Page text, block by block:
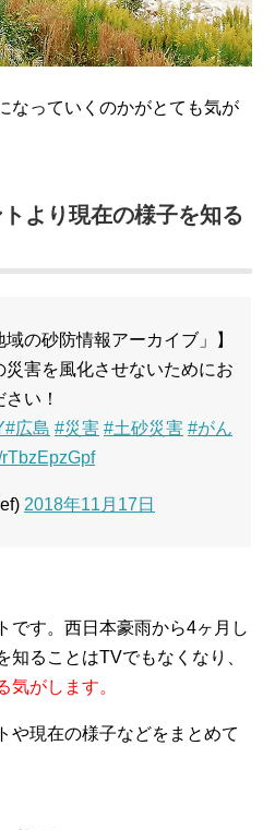
なっていくのかがとても気が
より現在の様子を知る
の砂防情報アーカイブ」】
害を風化させないためにお
い！
#広島 #災害 #土砂災害 #がん
2018年11月17日
です。西日本豪雨から4ヶ月し
ることはTVでもなくなり、
気がします。
や現在の様子などをまとめて